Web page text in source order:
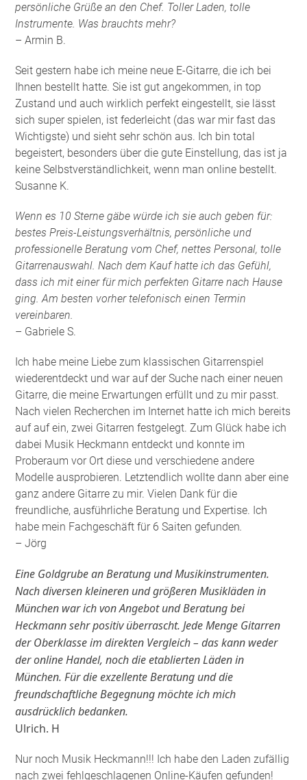
persönliche Grüße an den Chef. Toller Laden, tolle
Instrumente. Was brauchts mehr?
– Armin B.
Seit gestern habe ich meine neue E-Gitarre, die ich bei
Ihnen bestellt hatte. Sie ist gut angekommen, in top
Zustand und auch wirklich perfekt eingestellt, sie lässt
sich super spielen, ist federleicht (das war mir fast das
Wichtigste) und sieht sehr schön aus. Ich bin total
begeistert, besonders über die gute Einstellung, das ist ja
keine Selbstverständlichkeit, wenn man online bestellt.
Susanne K.
Wenn es 10 Sterne gäbe würde ich sie auch geben für:
bestes Preis-Leistungsverhältnis, persönliche und
professionelle Beratung vom Chef, nettes Personal, tolle
Gitarrenauswahl. Nach dem Kauf hatte ich das Gefühl,
dass ich mit einer für mich perfekten Gitarre nach Hause
ging. Am besten vorher telefonisch einen Termin
vereinbaren.
– Gabriele S.
Ich habe meine Liebe zum klassischen Gitarrenspiel
wiederentdeckt und war auf der Suche nach einer neuen
Gitarre, die meine Erwartungen erfüllt und zu mir passt.
Nach vielen Recherchen im Internet hatte ich mich bereits
auf auf ein, zwei Gitarren festgelegt. Zum Glück habe ich
dabei Musik Heckmann entdeckt und konnte im
Proberaum vor Ort diese und verschiedene andere
Modelle ausprobieren. Letztendlich wollte dann aber eine
ganz andere Gitarre zu mir. Vielen Dank für die
freundliche, ausführliche Beratung und Expertise. Ich
habe mein Fachgeschäft für 6 Saiten gefunden.
– Jörg
Eine Goldgrube an Beratung und Musikinstrumenten.
Nach diversen kleineren und größeren Musikläden in
München war ich von Angebot und Beratung bei
Heckmann sehr positiv überrascht. Jede Menge Gitarren
der Oberklasse im direkten Vergleich – das kann weder
der online Handel, noch die etablierten Läden in
München. Für die exzellente Beratung und die
freundschaftliche Begegnung möchte ich mich
ausdrücklich bedanken.
Ulrich. H
Nur noch Musik Heckmann!!! Ich habe den Laden zufällig
nach zwei fehlgeschlagenen Online-Käufen gefunden!